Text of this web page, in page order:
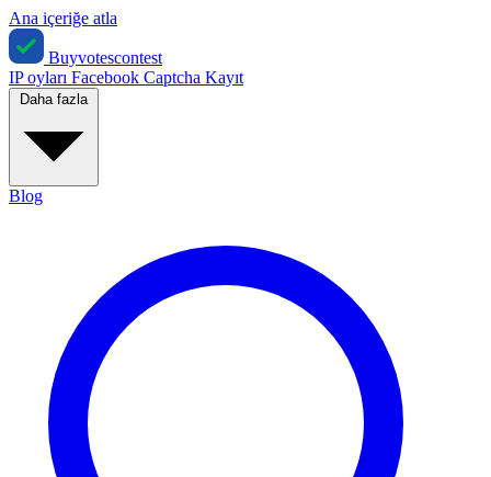
Ana içeriğe atla
Buyvotescontest
IP oyları Facebook Captcha Kayıt
Daha fazla
Blog